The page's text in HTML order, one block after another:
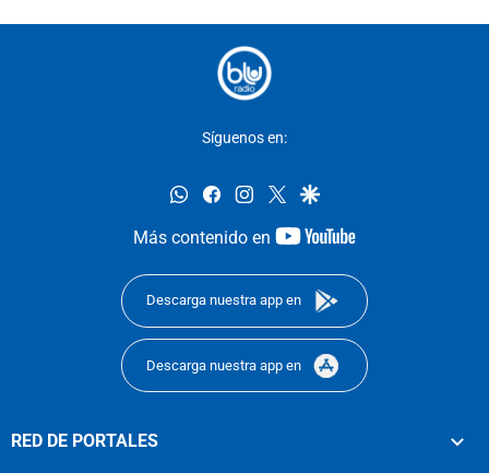
Síguenos en:
whatsappfacebookinstagram
twittergoogle
Más contenido en
youtube-
Descarga nuestra app en
Descarga nuestra app en
RED DE PORTALES